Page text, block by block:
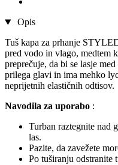
Opis
Tuš kapa za prhanje
pred vodo in vlago, medtem
preprečuje, da bi se lasje
prilega glavi in ima mehko
neprijetnih elastičnih odtisov.
Navodila za uporabo :
Turban raztegnite nad
las.
Pazite, da zavežete
Po tuširanju odstranite